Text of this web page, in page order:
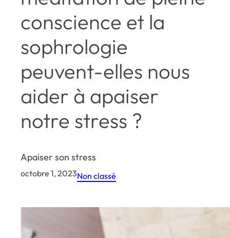
conscience et la
sophrologie
peuvent-elles nous
aider à apaiser
notre stress ?
Apaiser son stress
octobre 1, 2023Non classé